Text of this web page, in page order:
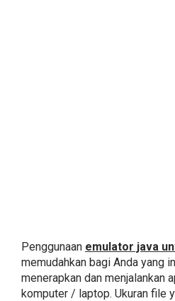
Penggunaan emulator java
memudahkan bagi Anda yang
menerapkan dan menjalankan
komputer / laptop. Ukuran file